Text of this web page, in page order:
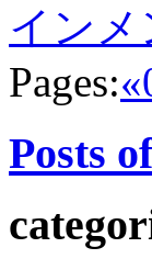
インメ
Pages:«
Posts